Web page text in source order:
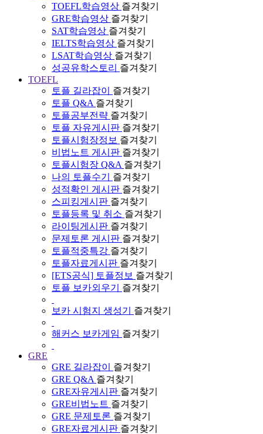
TOEFL학습영상 즐겨찾기
GRE학습영상 즐겨찾기
SAT학습영상 즐겨찾기
IELTS학습영상 즐겨찾기
LSAT학습영상 즐겨찾기
성공유학스토리 즐겨찾기
TOEFL
토플 길라잡이
즐겨찾기
토플 Q&A 즐겨찾기
토플공부전략 즐겨찾기
토플 자유게시판 즐겨찾기
토플시험장정보 즐겨찾기
비법노트 게시판 즐겨찾기
토플시험장 Q&A 즐겨찾기
나의 토플수기
즐겨찾기
성적확인 게시판 즐겨찾기
스피킹게시판 즐겨찾기
토플등록 및 취소 즐겨찾기
라이팅게시판 즐겨찾기
문제토론 게시판 즐겨찾기
토플적중특강 즐겨찾기
토플자료게시판 즐겨찾기
[ETS공식] 토플정보 즐겨찾기
토플 보카외우기
즐겨찾기
보카 시험지 생성기 즐겨찾기
해커스 보카게임 즐겨찾기
GRE
GRE 길라잡이
즐겨찾기
GRE Q&A 즐겨찾기
GRE자유게시판 즐겨찾기
GRE비법노트 즐겨찾기
GRE 문제토론 즐겨찾기
GRE자료게시판 즐겨찾기